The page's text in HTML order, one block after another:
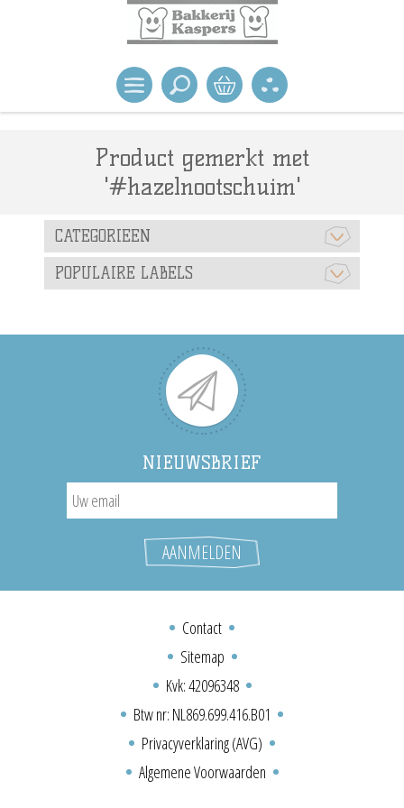
Product gemerkt met
'#hazelnootschuim'
CATEGORIEEN
POPULAIRE LABELS
NIEUWSBRIEF
Contact
Sitemap
Kvk: 42096348
Btw nr: NL869.699.416.B01
Privacyverklaring (AVG)
Algemene Voorwaarden